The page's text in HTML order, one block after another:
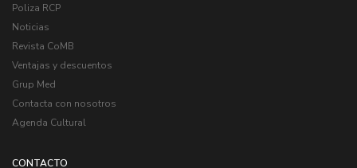
Poliza RCP
Noticias
Revista CoMB
Ventajas y descuentos
Grup Med
Contacta con nosotros
Agenda Cultural
CONTACTO